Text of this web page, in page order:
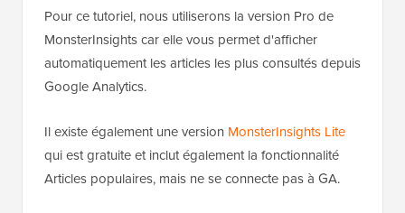
Pour ce tutoriel, nous utiliserons la version Pro de
MonsterInsights car elle vous permet d'afficher
automatiquement les articles les plus consultés depuis
Google Analytics.
Il existe également une version MonsterInsights Lite
qui est gratuite et inclut également la fonctionnalité
Articles populaires, mais ne se connecte pas à GA.